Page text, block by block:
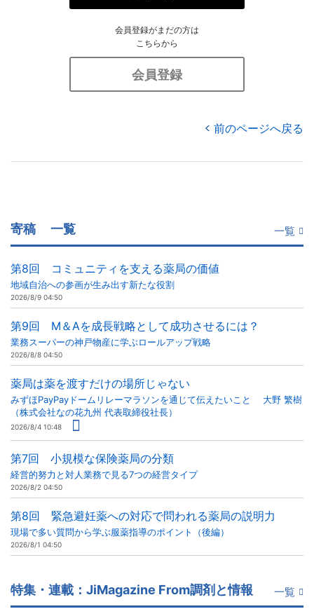
会員登録がまだの方は
こちらから
会員登録
前のページへ戻る
寄稿 一覧 一覧
第8回 コミュニティを支える薬局の価値
地域自治への参画が生み出す新たな役割
2026/8/9 04:50
第9回 M＆Aを成長戦略として成功させるには？
業務スーパーの神戸物産に学ぶロールアップ戦略
2026/8/8 04:50
薬局は薬を渡すだけの場所じゃない
みずほPayPayドームリレーマラソンを通じて伝えたいこと 大野 繁樹
（株式会社なの花九州 代表取締役社長）
2026/8/4 10:48
第7回 小規模な保険薬局の分類
経営的努力と対人業務で見る7つの経営タイプ
2026/8/2 04:50
第8回 緊急避妊薬への対応で問われる薬局の説明力
現場で多い質問から学ぶ服薬指導のポイント（後編）
2026/8/1 04:50
特集・連載：JiMagazine From調剤と情報 一覧